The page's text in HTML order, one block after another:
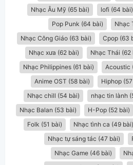
Nhạc Âu Mỹ (65 bài)
lofi (64 bài)
Pop Punk (64 bài)
Nhạc
Nhạc Công Giáo (63 bài)
Cpop (63
Nhạc xưa (62 bài)
Nhạc Thái (62
Nhạc Philippines (61 bài)
Acoustic
Anime OST (58 bài)
Hiphop
Nhạc chill (54 bài)
nhạc tin lành
Nhạc Balan (53 bài)
H-Pop (52 bài)
Folk (51 bài)
Nhạc tình ca (49 bài)
Nhạc tự sáng tác (47 bài)
Nhạc Game (46 bài)